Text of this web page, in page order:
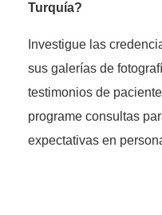
Turquía?
Investigue las
sus galerías de
testimonios de
programe consultas
expectativas en